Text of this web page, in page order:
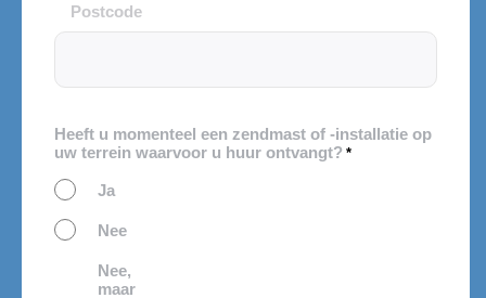
Postcode
Heeft u momenteel een zendmast of -installatie op
uw terrein waarvoor u huur ontvangt? *
Ja
Nee
Nee,
maar